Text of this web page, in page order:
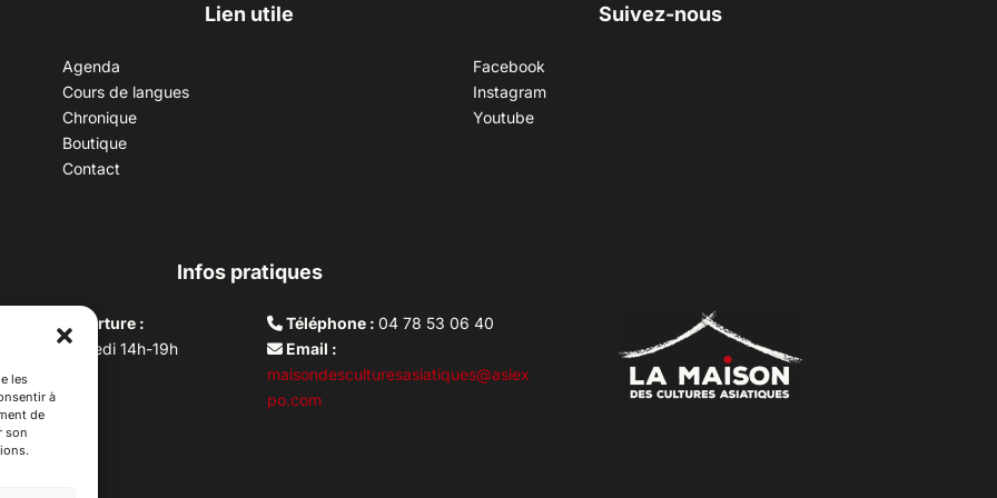
les
à
de
son
Lien utile
Agenda
Cours de langues
Chronique
Boutique
Contact
Suivez-nous
Facebook
Instagram
Youtube
Infos pratiques
d’ouverture :
au vendredi 14h-19h
10h –17h
lundi
Téléphone :04 78 53 06 40
Email :
maisondesculturesasiatiques@asiex
po.com